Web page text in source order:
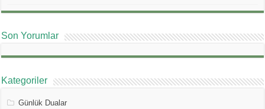
Son Yorumlar
Kategoriler
Günlük Dualar